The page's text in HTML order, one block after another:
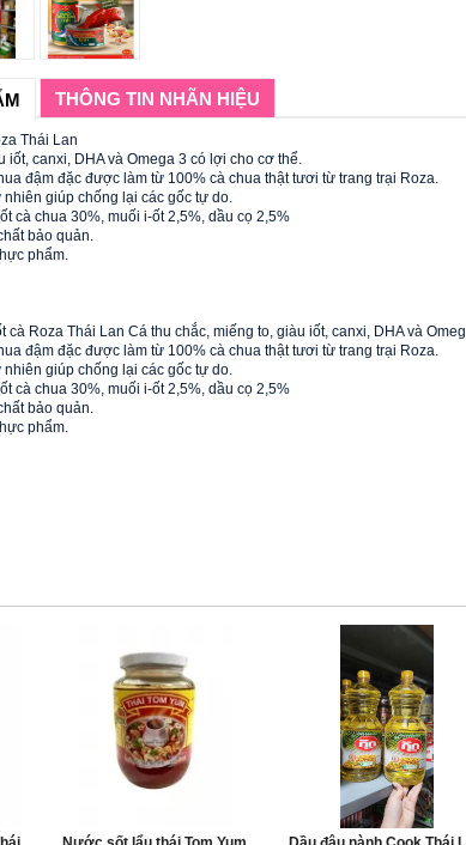
THÔNG TIN NHÃN HIỆU
Thái Lan
iốt, canxi, DHA và Omega 3 có lợi cho cơ thể.
đậm đặc được làm từ 100% cà chua thật tươi từ trang trại Roza.
giúp chống lại các gốc tự do.
cà chua 30%, muối i-ốt 2,5%, dầu cọ 2,5%
bảo quản.
phẩm.
cà Roza Thái Lan Cá thu chắc, miếng to, giàu iốt, canxi, DHA và
đậm đặc được làm từ 100% cà chua thật tươi từ trang trại Roza.
giúp chống lại các gốc tự do.
cà chua 30%, muối i-ốt 2,5%, dầu cọ 2,5%
bảo quản.
phẩm.